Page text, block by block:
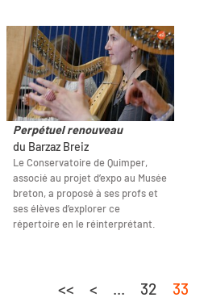
Perpétuel renouveau
du Barzaz Breiz
Le Conservatoire de Quimper,
associé au projet d’expo au Musée
breton, a proposé à ses profs et
ses élèves d’explorer ce
répertoire en le réinterprétant.
<< < ... 32 33